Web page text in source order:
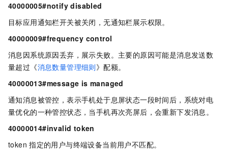
40000005#notify disabled
目标应用通知栏开关被关闭，无通知栏展示权限。
40000009#frequency control
消息因系统原因丢弃，展示失败。主要的原因可能是消息发送数
量超过《消息数量管理细则》配额。
40000013#message is managed
通知消息被管控，表示手机处于息屏状态一段时间后，系统对电
量优化的一种管控状态，当手机再次亮屏后，会重新下发消息。
40000014#invalid token
token 指定的用户与终端设备当前用户不匹配。